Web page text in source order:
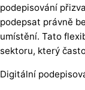
podepisování
podepsat právně
umístění. Tato
sektoru, který
Digitální